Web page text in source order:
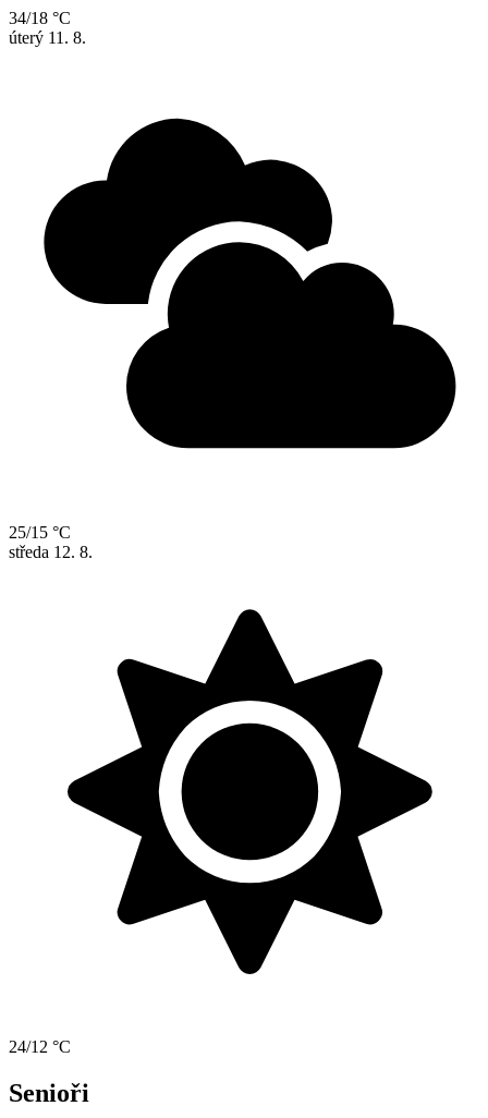
34/18 °C
úterý 11. 8.
25/15 °C
středa 12. 8.
24/12 °C
Senioři